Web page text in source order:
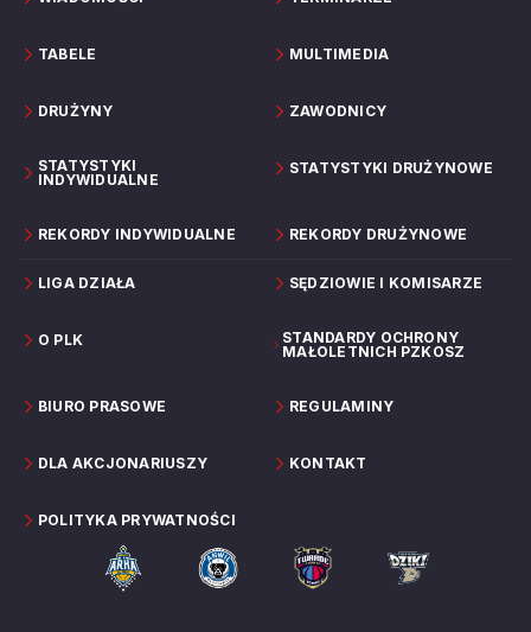
TABELE MULTIMEDIA
DRUŻYNY ZAWODNICY
STATYSTYKI
INDYWIDUALNE
STATYSTYKI DRUŻYNOWE
REKORDY INDYWIDUALNE REKORDY DRUŻYNOWE
LIGA DZIAŁA SĘDZIOWIE I KOMISARZE
O PLK
STANDARDY OCHRONY
MAŁOLETNICH PZKOSZ
BIURO PRASOWE REGULAMINY
DLA AKCJONARIUSZY KONTAKT
POLITYKA PRYWATNOŚCI